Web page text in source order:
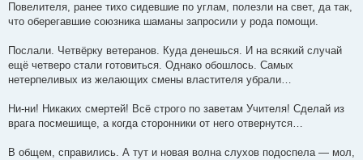
Повелителя, ранее тихо сидевшие по углам, полезли на свет, да так,
что оберегавшие союзника шаманы запросили у рода помощи.
Послали. Четвёрку ветеранов. Куда денешься. И на всякий случай
ещё четверо стали готовиться. Однако обошлось. Самых
нетерпеливых из желающих смены властителя убрали…
Ни-ни! Никаких смертей! Всё строго по заветам Учителя! Сделай из
врага посмешище, а когда сторонники от него отвернутся…
В общем, справились. А тут и новая волна слухов подоспела — мол,